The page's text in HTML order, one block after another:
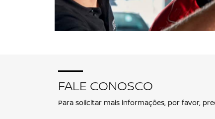
FALE CONOSCO
Para solicitar mais informações, por favor,